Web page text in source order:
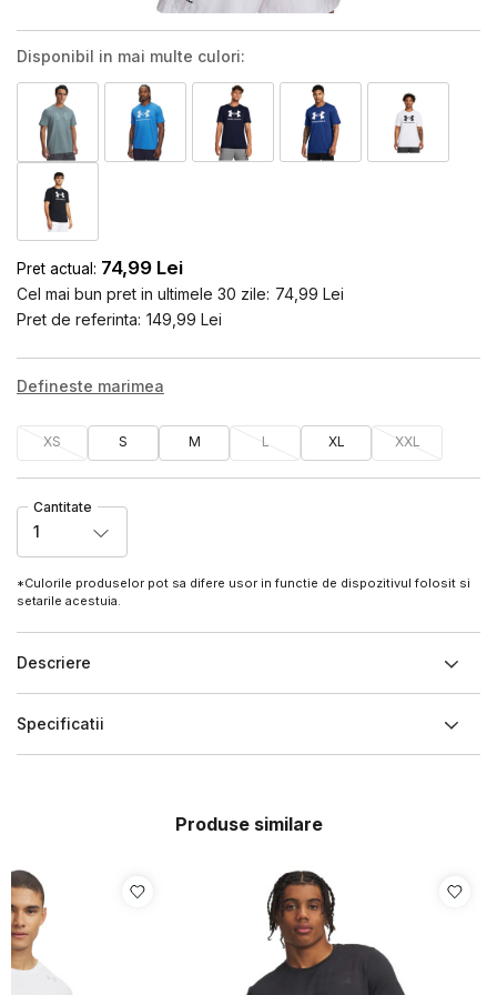
Disponibil in mai multe culori:
Pret actual: 74,99 Lei
Cel mai bun pret in ultimele 30 zile: 74,99 Lei
Pret de referinta: 149,99 Lei
Defineste marimea
XS S M L XL XXL
Cantitate
1
*Culorile produselor pot sa difere usor in functie de dispozitivul folosit si
setarile acestuia.
Descriere
Specificatii
Produse similare